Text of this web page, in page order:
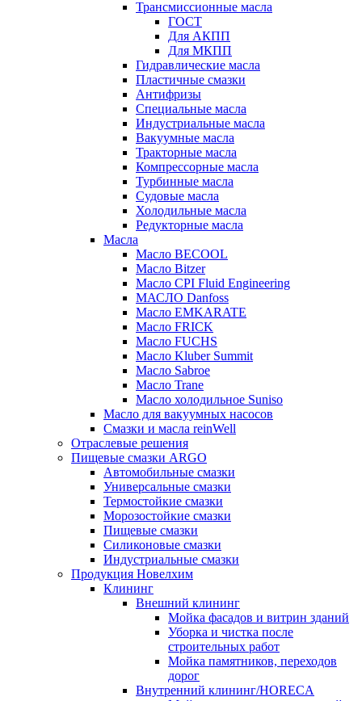
Трансмиссионные масла
ГОСТ
Для АКПП
Для МКПП
Гидравлические масла
Пластичные смазки
Антифризы
Специальные масла
Индустриальные масла
Вакуумные масла
Тракторные масла
Компрессорные масла
Турбинные масла
Судовые масла
Холодильные масла
Редукторные масла
Масла
Масло BECOOL
Масло Bitzer
Масло CPI Fluid Engineering
МАСЛО Danfoss
Масло EMKARATE
Масло FRICK
Масло FUCHS
Масло Kluber Summit
Масло Sabroe
Масло Trane
Масло холодильное Suniso
Масло для вакуумных насосов
Смазки и масла reinWell
Отраслевые решения
Пищевые смазки ARGO
Автомобильные смазки
Универсальные смазки
Термостойкие смазки
Морозостойкие смазки
Пищевые смазки
Силиконовые смазки
Индустриальные смазки
Продукция Новелхим
Клининг
Внешний клининг
Мойка фасадов и витрин зданий
Уборка и чистка после
строительных работ
Мойка памятников, переходов
дорог
Внутренний клининг/HORECA